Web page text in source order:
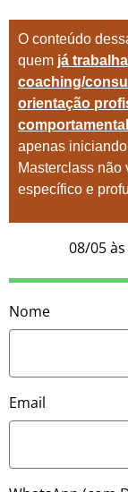
O conteúdo
quem já trabalha
coaching/
orientação
apenas
Masterclass não
específico e
08/05
Nome
Email